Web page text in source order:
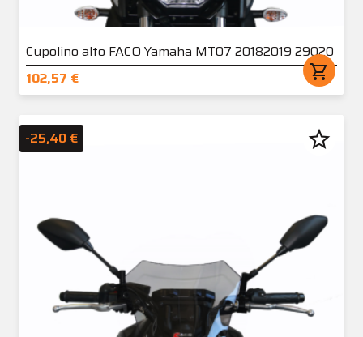
Cupolino alto FACO Yamaha MT07 20182019 29020
102,57 €
shopping_cart
-25,40 € star_border